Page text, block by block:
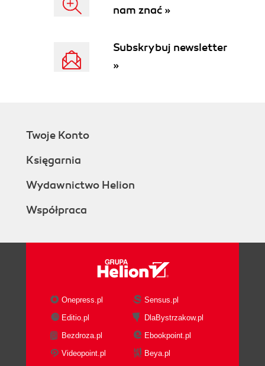
nam znać »
Subskrybuj newsletter
»
Twoje Konto
Księgarnia
Wydawnictwo Helion
Współpraca
Onepress.pl
Sensus.pl
Editio.pl
DlaBystrzakow.pl
Bezdroza.pl
Ebookpoint.pl
Videopoint.pl
Beya.pl